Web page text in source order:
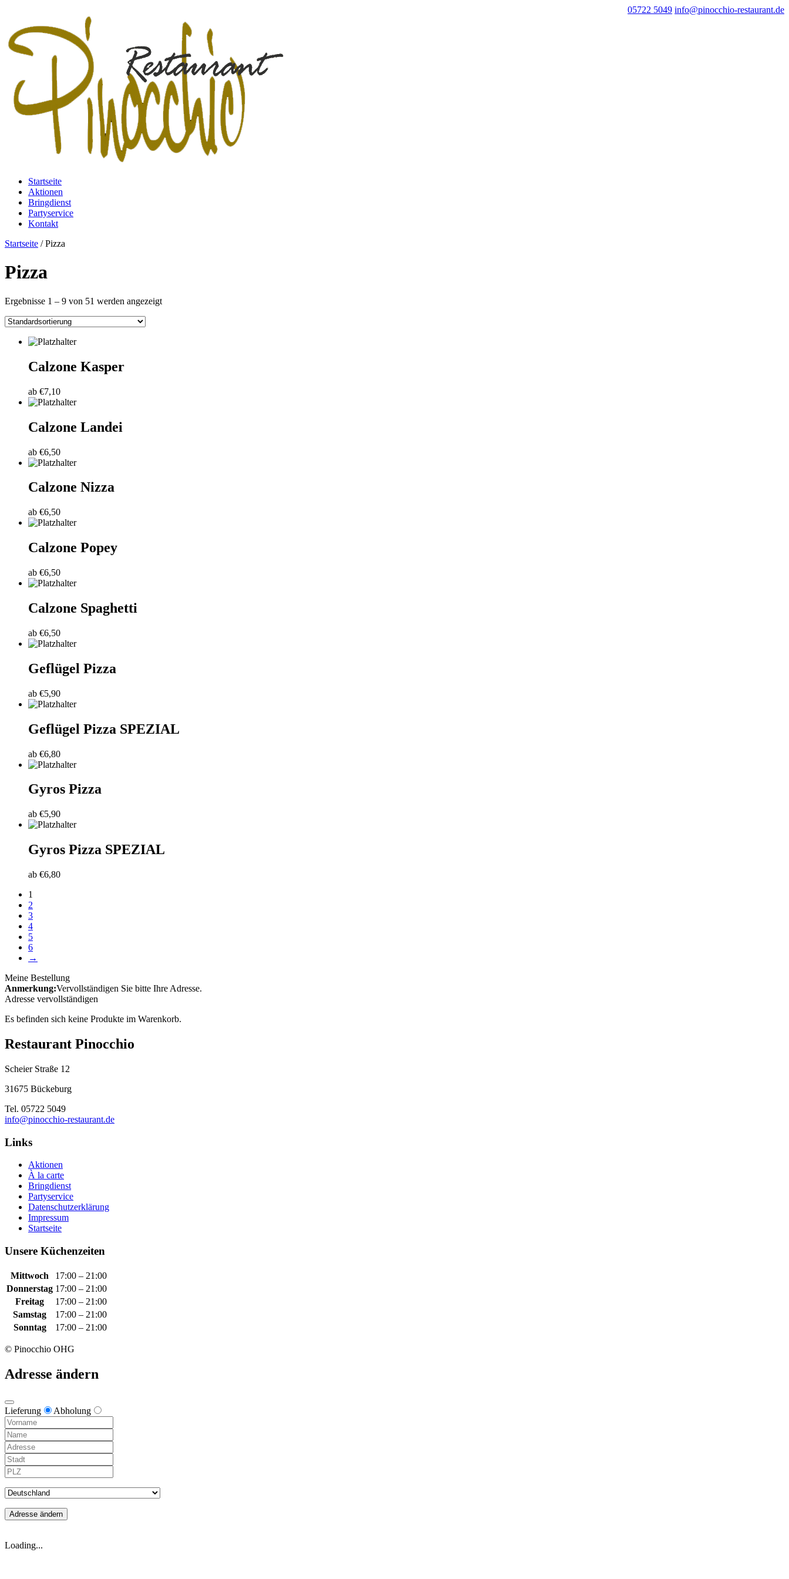
05722 5049 info@pinocchio-restaurant.de
Startseite
Aktionen
Bringdienst
Partyservice
Kontakt
Startseite / Pizza
Pizza
Ergebnisse 1 – 9 von 51 werden angezeigt
Calzone Kasper
ab €7,10
Calzone Landei
ab €6,50
Calzone Nizza
ab €6,50
Calzone Popey
ab €6,50
Calzone Spaghetti
ab €6,50
Geflügel Pizza
ab €5,90
Geflügel Pizza SPEZIAL
ab €6,80
Gyros Pizza
ab €5,90
Gyros Pizza SPEZIAL
ab €6,80
1
2
3
4
5
6
→
Meine Bestellung
Anmerkung:Vervollständigen Sie bitte Ihre Adresse.
Adresse vervollständigen
Es befinden sich keine Produkte im Warenkorb.
Restaurant Pinocchio
Scheier Straße 12
31675 Bückeburg
Tel. 05722 5049
info@pinocchio-restaurant.de
Links
Aktionen
À la carte
Bringdienst
Partyservice
Datenschutzerklärung
Impressum
Startseite
Unsere Küchenzeiten
Mittwoch
17:00 – 21:00
Donnerstag 17:00 – 21:00
Freitag
17:00 – 21:00
Samstag
17:00 – 21:00
Sonntag
17:00 – 21:00
© Pinocchio OHG
Adresse ändern
Lieferung Abholung
Adresse ändern
Loading...